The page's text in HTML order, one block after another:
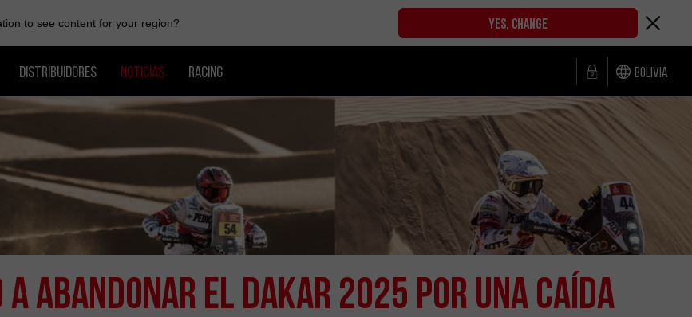
to see content for your region? YES, CHANGE
DISTRIBUIDORES NOTICIAS RACING Bolivia
A ABANDONAR EL DAKAR 2025 POR UNA CAÍDA